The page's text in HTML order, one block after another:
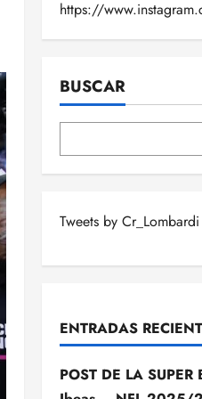
https://
BUSCAR
Tweets by Cr_Lombardi
ENTRADAS
POST DE LA